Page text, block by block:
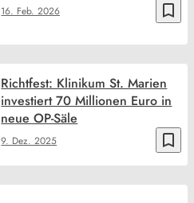
bookmark_border
16. Feb. 2026
bookmark_border
9. Dez. 2025
Richtfest: Klinikum St. Marien
investiert 70 Millionen Euro in
neue OP-Säle